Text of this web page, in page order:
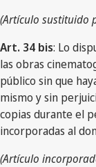
(Artículo sustituido
Art. 34 bis: Lo
las obras
público sin que
mismo y sin
copias durante el
incorporadas al
(Artículo